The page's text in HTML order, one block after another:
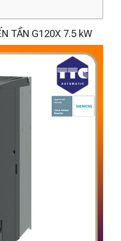
TẦN G120X 7.5 kW